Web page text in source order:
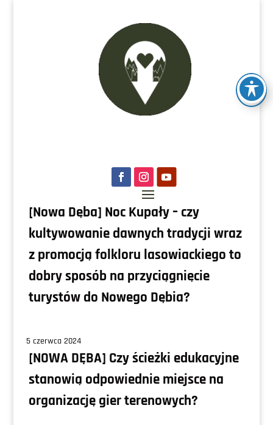
[Nowa Dęba] Noc Kupały – czy
kultywowanie dawnych tradycji wraz
z promocją folkloru lasowiackiego to
dobry sposób na przyciągnięcie
turystów do Nowego Dębia?
5 czerwca 2024
[NOWA DĘBA] Czy ścieżki edukacyjne
stanowią odpowiednie miejsce na
organizację gier terenowych?